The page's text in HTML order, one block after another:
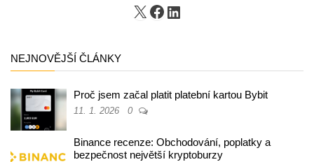
X Facebook
LinkedIn
NEJNOVĚJŠÍ ČLÁNKY
Proč jsem začal platit platební kartou Bybit
11. 1. 2026 0
Binance recenze: Obchodování, poplatky a
bezpečnost největší kryptoburzy